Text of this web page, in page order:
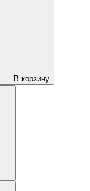
В корзину